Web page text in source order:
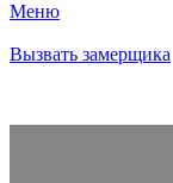
Меню
Вызвать замерщика